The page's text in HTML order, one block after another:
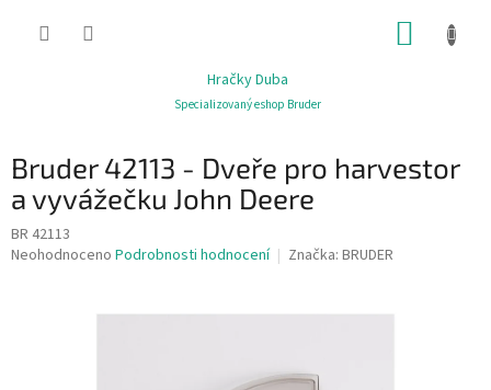
Hračky Duba
Specializovaný eshop Bruder
Bruder 42113 - Dveře pro harvestor
a vyvážečku John Deere
BR 42113
Průměrné
Neohodnoceno Podrobnosti hodnocení Značka: BRUDER